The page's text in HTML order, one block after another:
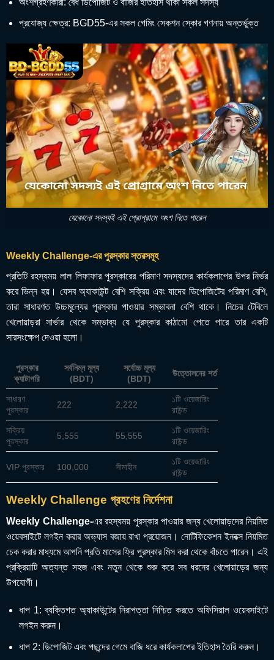
প্রযোজ্য ক্ষেত্র: BGD55-এর সকল গেমিং সেকশন স্কোর গণনায় অন্তর্ভুক্ত
যেকোনো সদস্যই এই প্রোগ্রামে অংশ নিতে পারেন
Weekly Challenge-এর পুরস্কার স্তরসমূহ
প্রতিটি রহস্যময় লাল লিফাফার পুরস্কারের পরিমাণ সদস্যদের কার্যকলাপের উপর নির্ভর
করে ভিন্ন হয়। যেসব অ্যাকাউন্ট বেশি সক্রিয় এবং যাদের ডিপোজিটের পরিমাণ বেশি,
তারা সাধারণত উচ্চমূল্যের পুরস্কার পাওয়ার সম্ভাবনা বেশি থাকে। নিচের টেবিলে
খেলোয়াড়রা সার্ভার থেকে সম্ভাব্য যে পুরস্কার কাঠামো পেতে পারে তার একটি
সারসংক্ষেপ দেওয়া হলো।
পুরস্কার
ক্যাটাগরি
সর্বনিম্ন মূল্য
(BDT)
সর্বোচ্চ মূল্য
(BDT)
উত্তোলনের শর্ত
সাধারণ
পুরস্কার
222 2,222
১টি ওয়েজারিং
রাউন্ড
সক্রিয়
পুরস্কার
5,555 55,555
১টি ওয়েজারিং
রাউন্ড
VIP পুরস্কার 100,000 সীমাহীন
১টি ওয়েজারিং
রাউন্ড
Weekly Challenge গ্রহণের নির্দেশনা
Weekly Challenge-এর রহস্যময় পুরস্কার পাওয়ার জন্য খেলোয়াড়দের নিয়মিত
ওয়েবসাইটে লগইন করার অভ্যাস বজায় রাখা প্রয়োজন। নোটিফিকেশন ইনবক্স নিয়মিত
চেক করার মাধ্যমে আপনি প্রতি মাসের ফ্রি পুরস্কার মিস করা থেকে বাঁচতে পারেন। এই
প্রক্রিয়াটি অত্যন্ত সহজ এবং নতুন থেকে শুরু করে সব ধরনের খেলোয়াড়ের জন্য
উপযোগী।
ধাপ 1: ব্যক্তিগত অ্যাকাউন্টের নিরাপত্তা নিশ্চিত করতে অফিসিয়াল ওয়েবসাইটে
লগইন করুন।
ধাপ 2: ডিপোজিট এবং পছন্দের গেমে বাজি ধরে কার্যকলাপের ইতিহাস তৈরি করুন।